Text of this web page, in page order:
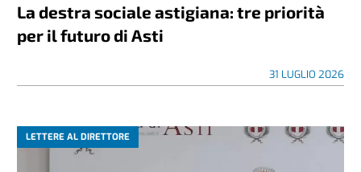
La destra sociale astigiana: tre priorità
per il futuro di Asti
31 LUGLIO 2026
LETTERE AL DIRETTORE